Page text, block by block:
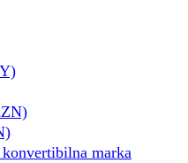
marka